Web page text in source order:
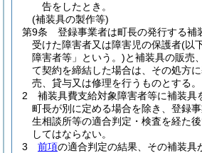
告をしたとき。
(補装具の製作等)
第9条
登録事業者は町長の発行する補
受けた障害者又は障害児の保護者(以
障害者等」という。)と補装具の販売
て契約を締結した場合は、その処方
売、貸与又は修理を行うものとする。
2
補装具費支給対象障害者等に補装具
町長が別に定める場合を除き、登録
生相談所等の適合判定・検査を経た
してはならない。
3
前項の適合判定の結果、その補装具